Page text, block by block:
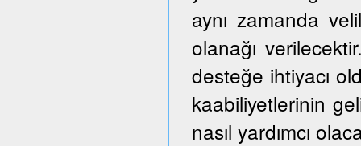
aynı zamanda
olanağı
desteğe ihtiyacı
kaabiliyetlerinin
nasıl yardımcı